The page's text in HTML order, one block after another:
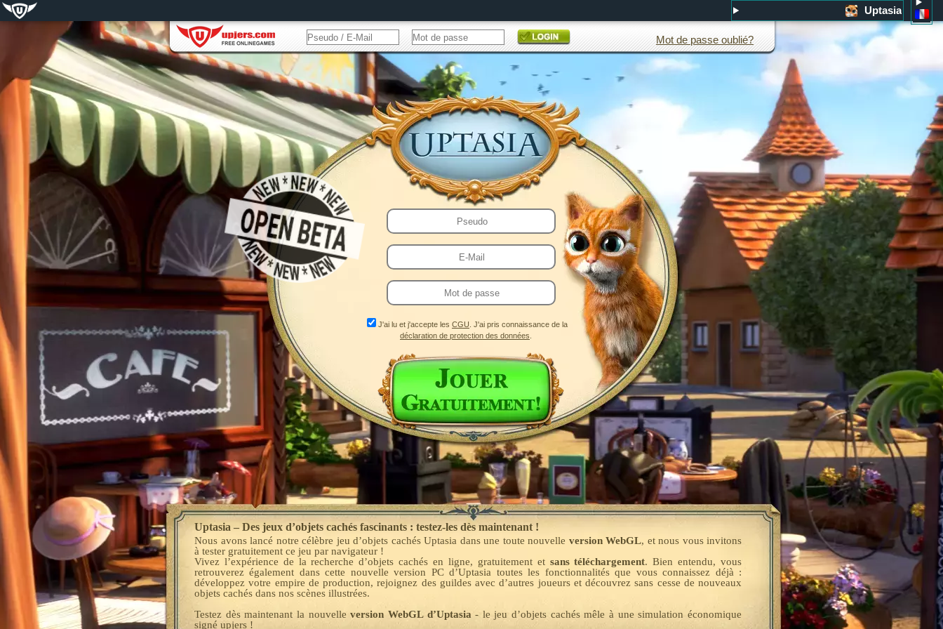
Uptasia
Mot de passe oublié?
J'ai lu et j'accepte les CGU . J'ai pris connaissance de la
déclaration de protection des données
Uptasia – Des jeux d’objets cachés fascinants : testez-les dès maintenant !
Nous avons lancé notre célèbre jeu d’objets cachés Uptasia dans une toute nouvelle version WebGL, et nous vous invitons
à tester gratuitement ce jeu par navigateur !
Vivez l’expérience de la recherche d’objets cachés en ligne, gratuitement et sans téléchargement. Bien entendu, vous
retrouverez également dans cette nouvelle version PC d’Uptasia toutes les fonctionnalités que vous connaissez déjà :
développez votre empire de production, rejoignez des guildes avec d’autres joueurs et découvrez sans cesse de nouveaux
objets cachés dans nos scènes illustrées.
Testez dès maintenant la nouvelleversion WebGL d’Uptasia - le jeu d’objets cachés mêle à une simulation économique
signé upjers !